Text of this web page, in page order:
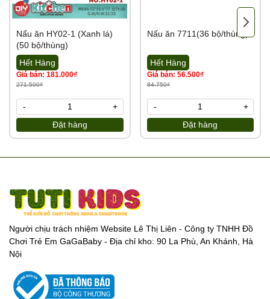
Nấu ăn HY02-1 (Xanh lá)
(50 bộ/thùng)
Hết Hàng
Giá bán: 181.000₫
271.500₫
Đặt hàng
- +
Nấu ăn 7711(36 bộ/thùng)
Hết Hàng
Giá bán: 56.500₫
84.750₫
Đặt hàng
- +
Người chịu trách nhiệm Website Lê Thị Liên - Công ty TNHH Đồ
Chơi Trẻ Em GaGaBaby - Địa chỉ kho: 90 La Phù, An Khánh, Hà
Nội